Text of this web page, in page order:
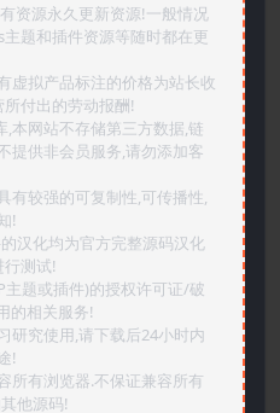
资源永久更新资源!一般情况
题和插件资源等随时都在更
虚拟产品标注的价格为站长收
付出的劳动报酬!
,本网站不存储第三方数据,链
提供非会员服务,请勿添加客
有较强的可复制性,可传播性,
!
汉化均为官方完整源码汉化
测试!
题或插件)的授权许可证/破
的相关服务!
研究使用,请下载后24小时内
!
所有浏览器.不保证兼容所有
他源码!